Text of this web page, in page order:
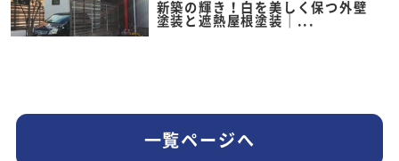
新築の輝き！白を美しく保つ外壁
塗装と遮熱屋根塗装｜...
一覧ページへ